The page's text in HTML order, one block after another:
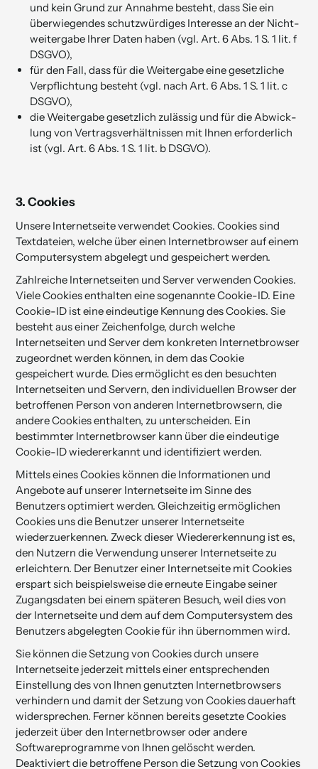
und kein Grund zur Annahme be­steht, dass Sie ein
überwie­gen­des schutzwürdiges Interesse an der Nicht­
weiter­gabe Ihrer Daten haben (vgl. Art. 6 Abs. 1 S. 1 lit. f
DSGVO),
für den Fall, dass für die Weitergabe eine gesetzliche
Verpflichtung besteht (vgl. nach Art. 6 Abs. 1 S. 1 lit. c
DSGVO),
die Weitergabe gesetzlich zulässig und für die Abwick­
lung von Vertrags­ver­hältnis­sen mit Ihnen erforderlich
ist (vgl. Art. 6 Abs. 1 S. 1 lit. b DSGVO).
3. Cookies
Unsere Internetseite verwendet Cookies. Cookies sind
Textdateien, welche über einen Internetbrowser auf einem
Computersystem abgelegt und gespeichert werden.
Zahlreiche Internetseiten und Server verwenden Cookies.
Viele Cookies enthalten eine sogenannte Cookie-ID. Eine
Cookie-ID ist eine eindeutige Kennung des Cookies. Sie
besteht aus einer Zeichenfolge, durch welche
Internetseiten und Server dem konkreten Internetbrowser
zugeordnet werden können, in dem das Cookie
gespeichert wurde. Dies ermöglicht es den besuchten
Internetseiten und Servern, den individuellen Browser der
betroffenen Person von anderen Internetbrowsern, die
andere Cookies enthalten, zu unterscheiden. Ein
bestimmter Internetbrowser kann über die eindeutige
Cookie-ID wiedererkannt und identifiziert werden.
Mittels eines Cookies können die Informationen und
Angebote auf unserer Internetseite im Sinne des
Benutzers optimiert werden. Gleichzeitig ermöglichen
Cookies uns die Benutzer unserer Internetseite
wiederzuerkennen. Zweck dieser Wiedererkennung ist es,
den Nutzern die Verwendung unserer Internetseite zu
erleichtern. Der Benutzer einer Internetseite mit Cookies
erspart sich beispielsweise die erneute Eingabe seiner
Zugangsdaten bei einem späteren Besuch, weil dies von
der Internetseite und dem auf dem Computersystem des
Benutzers abgelegten Cookie für ihn übernommen wird.
Sie können die Setzung von Cookies durch unsere
Internetseite jederzeit mittels einer entsprechenden
Einstellung des von Ihnen genutzten Internetbrowsers
verhindern und damit der Setzung von Cookies dauerhaft
widersprechen. Ferner können bereits gesetzte Cookies
jederzeit über den Internetbrowser oder andere
Softwareprogramme von Ihnen gelöscht werden.
Deaktiviert die betroffene Person die Setzung von Cookies